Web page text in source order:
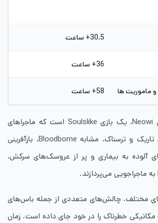
30.5+ ساعت
36+ ساعت
ماموریت ها 58+ ساعت
Lies of P، ساخته‌ی Neowi، یک بازی Soulslike است که ماجراهای
پینوکیو را با فضایی تاریک و ترسناک، مشابه Bloodborne، بازآفرینی
آلوده به بیماری و پر از عروسک‌های سرکش،
مختلف، چالش‌های متعددی از جمله باس‌های
خطرناک را در خود جای داده است. زمان